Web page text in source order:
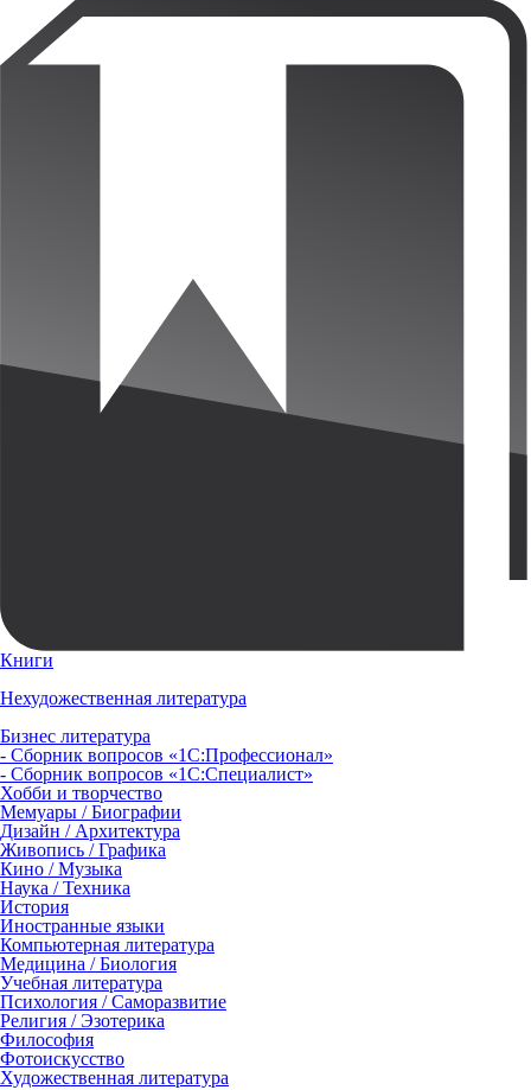
Книги
Нехудожественная литература
Бизнес литература
- Сборник вопросов «1С:Профессионал»
- Сборник вопросов «1С:Специалист»
Хобби и творчество
Мемуары / Биографии
Дизайн / Архитектура
Живопись / Графика
Кино / Музыка
Наука / Техника
История
Иностранные языки
Компьютерная литература
Медицина / Биология
Учебная литература
Психология / Саморазвитие
Религия / Эзотерика
Философия
Фотоискусство
Художественная литература